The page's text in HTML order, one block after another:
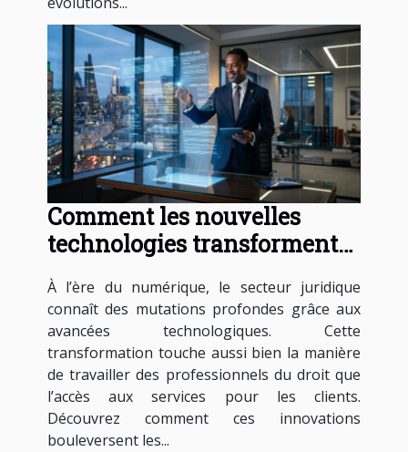
Comment les nouvelles
technologies transforment-
elles les services juridiques ?
À l’ère du numérique, le secteur juridique
connaît des mutations profondes grâce aux
avancées technologiques. Cette
transformation touche aussi bien la manière
de travailler des professionnels du droit que
l’accès aux services pour les clients.
Découvrez comment ces innovations
bouleversent les...